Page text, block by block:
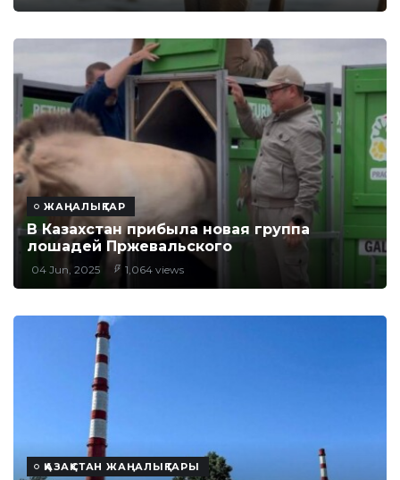
ЖАҢАЛЫҚТАР
В Казахстан прибыла новая группа
лошадей Пржевальского
04 Jun, 2025 1,064 views
ҚАЗАҚСТАН ЖАҢАЛЫҚТАРЫ